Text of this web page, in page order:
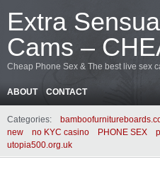
Extra
Cams –
Cheap Phone Sex & The best live sex
ABOUT CONTACT
Categories:
new
no KYC casino PHONE SEX
utopia500.org.uk